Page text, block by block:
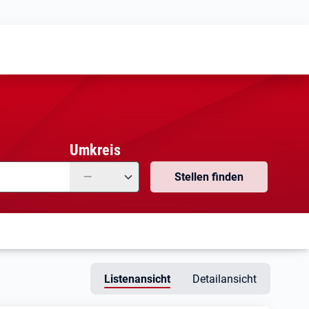
Umkreis
— Stellen finden
Listenansicht Detailansicht